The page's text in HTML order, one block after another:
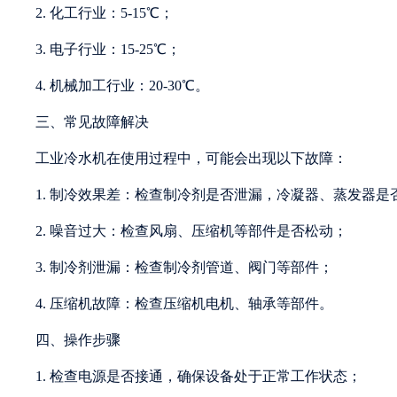
2. 化工行业：5-15℃；
3. 电子行业：15-25℃；
4. 机械加工行业：20-30℃。
三、常见故障解决
工业冷水机在使用过程中，可能会出现以下故障：
1. 制冷效果差：检查制冷剂是否泄漏，冷凝器、蒸发器是
2. 噪音过大：检查风扇、压缩机等部件是否松动；
3. 制冷剂泄漏：检查制冷剂管道、阀门等部件；
4. 压缩机故障：检查压缩机电机、轴承等部件。
四、操作步骤
1. 检查电源是否接通，确保设备处于正常工作状态；